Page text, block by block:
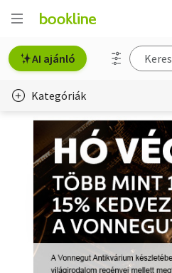
AI ajánló
Kategóriák
Életmód, egészség
Erotika
Gyermek- és ifjúsági
Hobbi, szabadidő
Irodalom